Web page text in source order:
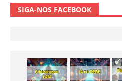
SIGA-NOS FACEBOOK